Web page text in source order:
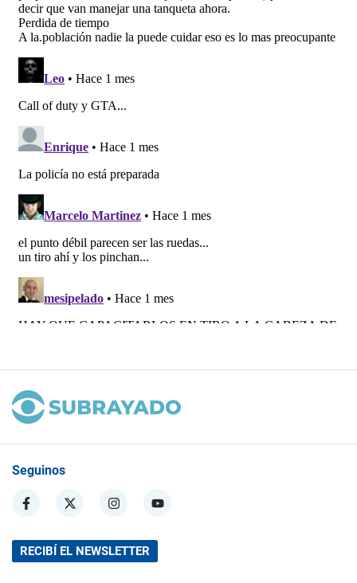
Seguinos
RECIBÍ EL NEWSLETTER